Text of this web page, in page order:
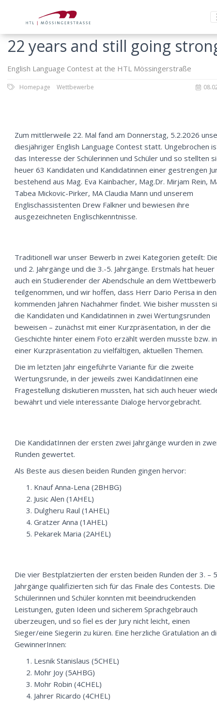
22 years and still going
English Language Contest at the HTL Mössingerstraße
Homepage Wettbewerbe
Zum mittlerweile 22. Mal fand am Donnerstag, 5.2.2026
diesjähriger English Language Contest statt. Ungebrochen
das Interesse der Schülerinnen und Schüler und so stellten
heuer 63 Kandidaten und Kandidatinnen einer gestrengen
bestehend aus Mag. Eva Kainbacher, Mag.Dr. Mirjam Rein,
Tabea Mickovic-Pirker, MA Claudia Mann und unserem
Englischassistenten Drew Falkner und bewiesen ihre
ausgezeichneten Englischkenntnisse.
Traditionell war unser Bewerb in zwei Kategorien geteilt:
und 2. Jahrgänge und die 3.-5. Jahrgänge. Erstmals hat heuer
auch ein Studierender der Abendschule an dem Wettbewerb
teilgenommen, und wir hoffen, dass Herr Dario Perisa in den
kommenden Jahren Nachahmer findet. Wie bisher mussten
die Kandidaten und Kandidatinnen in zwei Wertungsrunden
beweisen – zunächst mit einer Kurzpräsentation, in der die
Geschichte hinter einem Foto erzählt werden musste bzw. in
einer Kurzpräsentation zu vielfältigen, aktuellen Themen.
Die im letzten Jahr eingeführte Variante für die zweite
Wertungsrunde, in der jeweils zwei KandidatInnen eine
Fragestellung diskutieren mussten, hat sich auch heuer
bewährt und viele interessante Dialoge hervorgebracht.
Die KandidatInnen der ersten zwei Jahrgänge wurden in
Runden gewertet.
Als Beste aus diesen beiden Runden gingen hervor:
Knauf Anna-Lena (2BHBG)
Jusic Alen (1AHEL)
Dulgheru Raul (1AHEL)
Gratzer Anna (1AHEL)
Pekarek Maria (2AHEL)
Die vier Bestplatzierten der ersten beiden Runden der 3. –
Jahrgänge qualifizierten sich für das Finale des Contests. Die
Schülerinnen und Schüler konnten mit beeindruckenden
Leistungen, guten Ideen und sicherem Sprachgebrauch
überzeugen, und so fiel es der Jury nicht leicht, einen
Sieger/eine Siegerin zu küren. Eine herzliche Gratulation an
GewinnerInnen:
Lesnik Stanislaus (5CHEL)
Mohr Joy (5AHBG)
Mohr Robin (4CHEL)
Jahrer Ricardo (4CHEL)